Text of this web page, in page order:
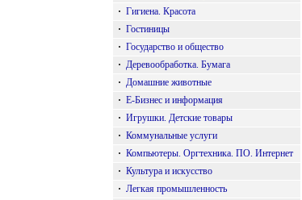
· Гигиена. Красота
· Гостиницы
· Государство и общество
· Деревообработка. Бумага
· Домашние животные
· Е-Бизнес и информация
· Игрушки. Детские товары
· Коммунальные услуги
· Компьютеры. Оргтехника. ПО. Интернет
· Культура и искусство
· Легкая промышленность